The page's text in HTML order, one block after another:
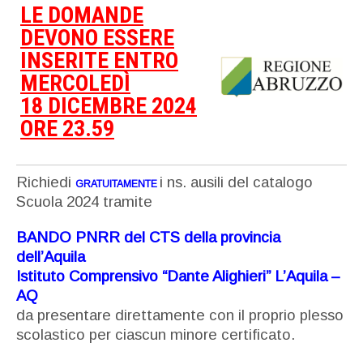
LE DOMANDE
DEVONO ESSERE
INSERITE ENTRO
MERCOLEDÌ
18 DICEMBRE 2024
ORE 23.59
Richiedi GRATUITAMENTE i ns. ausili del catalogo
Scuola 2024 tramite
BANDO PNRR del CTS della provincia
dell’Aquila
Istituto Comprensivo “Dante Alighieri” L’Aquila –
AQ
da presentare direttamente con il proprio plesso
scolastico per ciascun minore certificato.